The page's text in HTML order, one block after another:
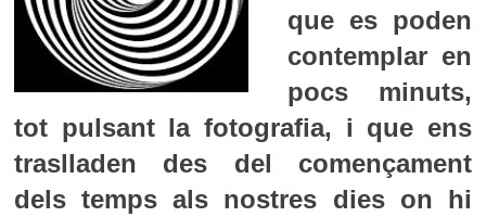
que es poden
contemplar en
pocs minuts,
tot pulsant la fotografia, i que ens
traslladen des del començament
dels temps als nostres dies on hi